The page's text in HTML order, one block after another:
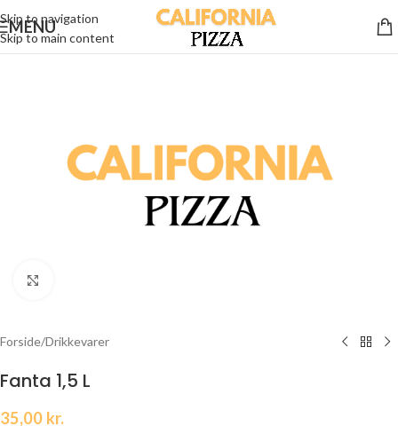
Skip to navigation
Skip to main content
MENU
Forside/Drikkevarer
Fanta 1,5 L
35,00 kr.